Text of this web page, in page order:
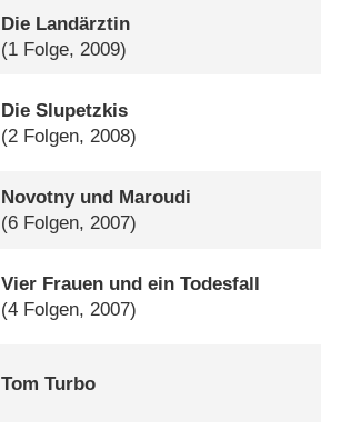
Die Landärztin
(1 Folge, 2009)
Die Slupetzkis
(2 Folgen, 2008)
Novotny und Maroudi
(6 Folgen, 2007)
Vier Frauen und ein Todesfall
(4 Folgen, 2007)
Tom Turbo